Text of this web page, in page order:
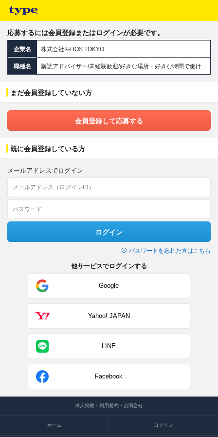
応募するには会員登録またはログインが必要です。
企業名 株式会社K‐HOS TOKYO
職種名 購読アドバイザー/未経験歓迎/好きな場所・好きな時間で働ける！/月収60万円超も/副業OK/直行直帰OK
まだ会員登録していない方
会員登録して応募する
既に会員登録している方
メールアドレスでログイン
ログイン
パスワードを忘れた方はこちら
他サービスでログインする
Google
Yahoo! JAPAN
LINE
Facebook
求人掲載・利用規約・お問合せ
ホーム ログイン